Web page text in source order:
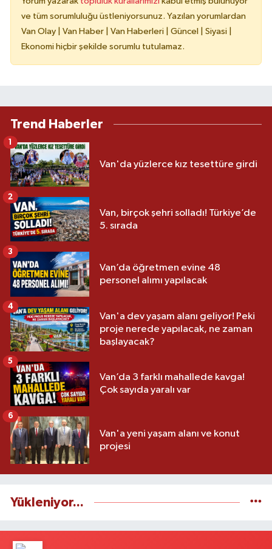
ve tüm sorumluluğu üstleniyorsunuz. Yazılan yorumlardan
Van Olay | Van Haber | Van Haberleri | Güncel | Siyasi |
Ekonomi hiçbir şekilde sorumlu tutulamaz.
Trend Haberler
Van'da yüzlerce kız tesettüre girdi
1
Van, birçok şehri solladı! Türkiye’de
5. sırada
2
Van’da öğretmen evine 48
personel alımı yapılacak
3
Van'a dev yaşam alanı geliyor! Peki
proje nerede yapılacak, ne zaman
başlayacak?
4
Van’da 3 farklı mahallede kavga!
Çok sayıda yaralı var
5
Van'a yeni yaşam alanı ve konut
projesi
6
Yükleniyor...